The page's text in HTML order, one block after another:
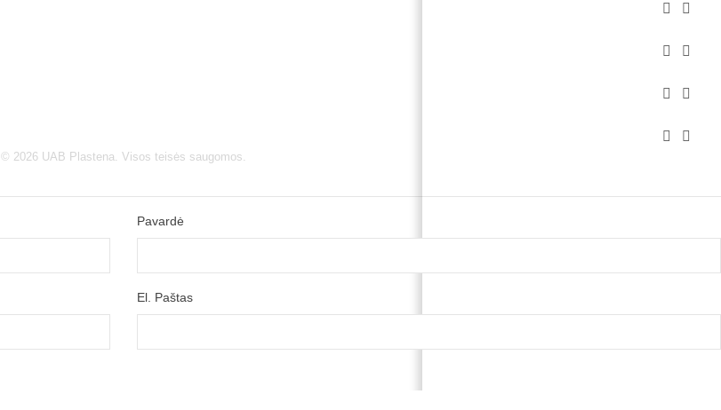








© 2026 UAB Plastena. Visos teisės saugomos.
Pavardė
El. Paštas